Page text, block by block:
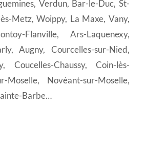
Verdun, Bar-le-Duc, St-
Metz, Woippy, La Maxe, Vany,
Flanville, Ars-Laquenexy,
Augny, Courcelles-sur-Nied,
Coucelles-Chaussy, Coin-lès-
Moselle, Novéant-sur-Moselle,
Barbe…